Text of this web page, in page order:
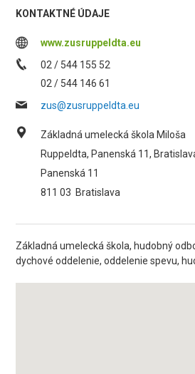
KONTAKTNÉ ÚDAJE
www.zusruppeldta.eu
02 / 544 155 52
02 / 544 146 61
zus@zusruppeldta.eu
Základná umelecká škola Miloša
Ruppeldta, Panenská 11,
Panenská 11
811 03 Bratislava
Základná umelecká škola, hudobný
dychové oddelenie, oddelenie spevu,